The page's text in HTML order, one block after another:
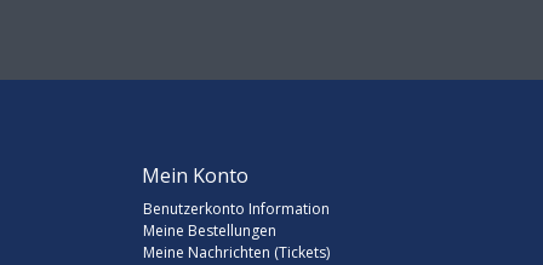
Mein Konto
Benutzerkonto Information
Meine Bestellungen
Meine Nachrichten (Tickets)